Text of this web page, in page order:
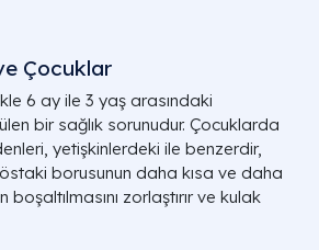
Çocuklar
6 ay ile 3 yaş arasındaki
bir sağlık sorunudur. Çocuklarda
yetişkinlerdeki ile benzerdir,
borusunun daha kısa ve daha
boşaltılmasını zorlaştırır ve kulak